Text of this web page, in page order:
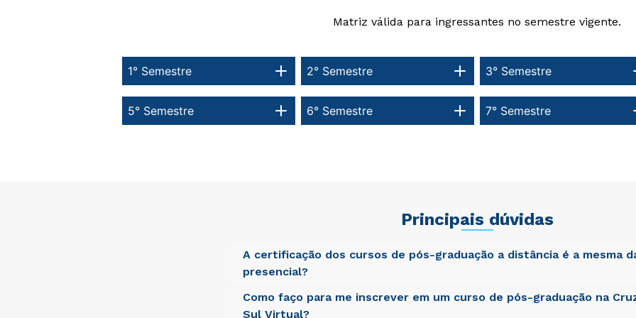
Matriz válida para ingressantes no semestre vigente.
1° Semestre
7° Semestre
6° Semestre
5° Semestre
3° Semestre
2° Semestre
Principais dúvidas
A certificação dos cursos de pós-graduação a distância é a mesma
presencial?
Sed ut perspiciatis unde omnis iste natus error sit voluptatem accusantium
laudantium, totam rem aperiam, eaque ipsa quae ab illo inventore veritatis et
Como faço para me inscrever em um curso de pós-graduação na
Sul Virtual?
Estou de acordo com a Política de Privacidade.
autorizo que meus dados sejam utilizados para o
Estou de acordo com a Política de Privacidade.
autorizo que meus dados sejam utilizados para o